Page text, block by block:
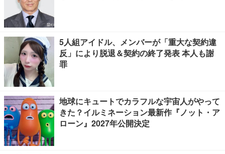
5人組アイドル、メンバーが「重大な契約違
反」により脱退＆契約の終了発表 本人も謝
罪
地球にキュートでカラフルな宇宙人がやって
きた？イルミネーション最新作『ノット・ア
ローン』2027年公開決定